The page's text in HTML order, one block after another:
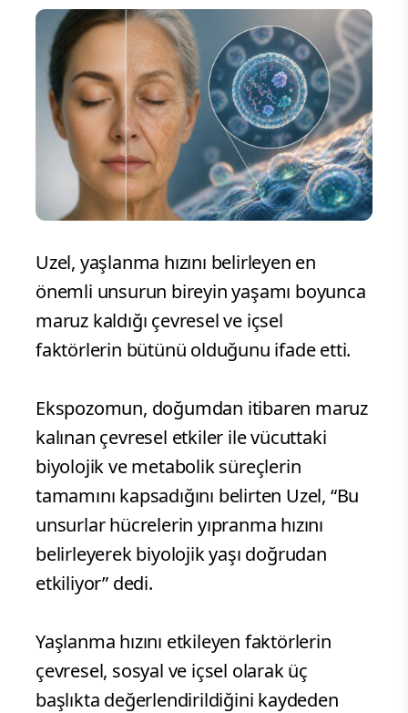
Uzel, yaşlanma hızını belirleyen en
önemli unsurun bireyin yaşamı boyunca
maruz kaldığı çevresel ve içsel
faktörlerin bütünü olduğunu ifade etti.
Ekspozomun, doğumdan itibaren maruz
kalınan çevresel etkiler ile vücuttaki
biyolojik ve metabolik süreçlerin
tamamını kapsadığını belirten Uzel, “Bu
unsurlar hücrelerin yıpranma hızını
belirleyerek biyolojik yaşı doğrudan
etkiliyor” dedi.
Yaşlanma hızını etkileyen faktörlerin
çevresel, sosyal ve içsel olarak üç
başlıkta değerlendirildiğini kaydeden